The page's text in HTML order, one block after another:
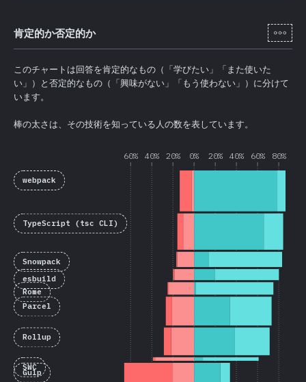
肯定的か否定的か [ja-
このチャートは回答を肯定的なもの（「学びたい」「また使いた
い」）と否定的なもの（「興味がない」「もう使わない」）に分けて
います。
棒の太さは、その技術を知っている人の数を表しています。
60% 40% 20% 0% 20% 40% 60% 80%
webpack
TypeScript (tsc CLI)
Snowpack
esbuild
Rome
Parcel
Rollup
SWC
Gulp